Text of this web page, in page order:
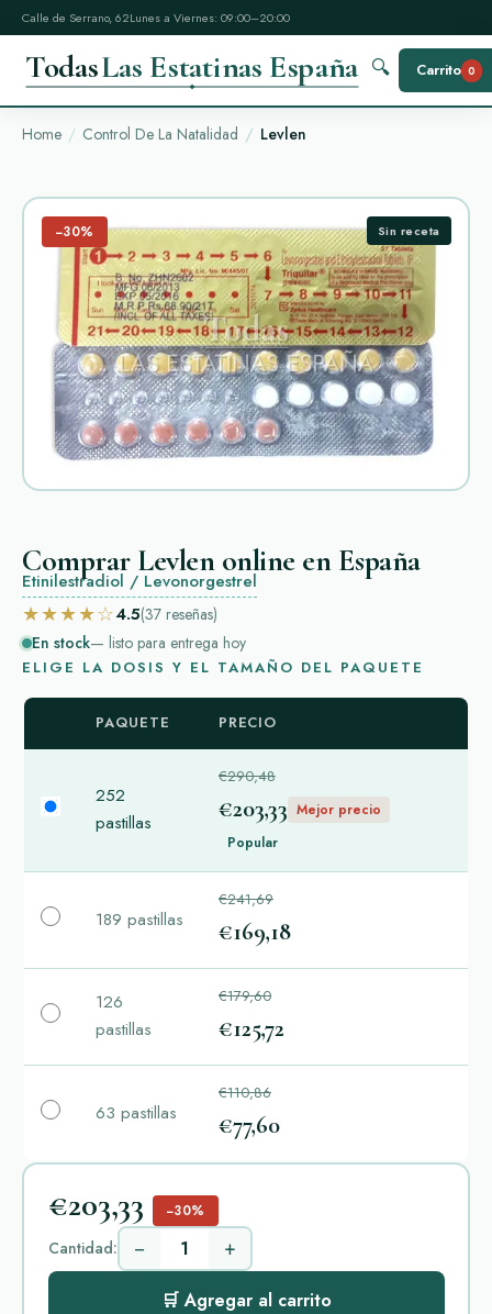
Calle de Serrano, 62Lunes a Viernes: 09:00–20:00
TodasLas Estatinas España 🔍 Carrito 0
Home Control De La Natalidad Levlen
−30% Sin receta
Comprar Levlen online en España
Etinilestradiol / Levonorgestrel
★★★★☆4.5(37 reseñas)
En stock— listo para entrega hoy
ELIGE LA DOSIS Y EL TAMAÑO DEL PAQUETE
PAQUETE PRECIO
252
pastillas
€290,48
€203,33 Mejor precio
Popular
189 pastillas
€241,69
€169,18
126
pastillas
€179,60
€125,72
63 pastillas
€110,86
€77,60
€203,33 −30%
Cantidad: − +
🛒 Agregar al carrito